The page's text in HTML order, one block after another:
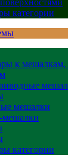
категории
к мешалкам,
мешалки
мешалки
категории